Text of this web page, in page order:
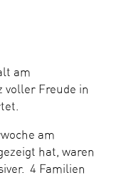
am
voller Freude in
am
hat, waren
4 Familien